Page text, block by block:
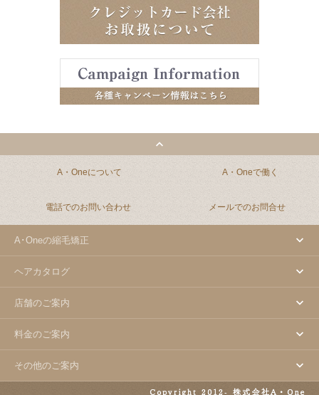
A・Oneについて A・Oneで働く
電話でのお問い合わせ メールでのお問合せ
A･Oneの縮毛矯正
ヘアカタログ
店舗のご案内
料金のご案内
その他のご案内